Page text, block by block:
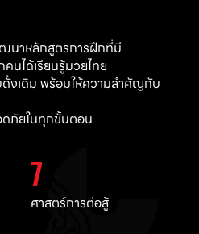
นาหลักสูตรการฝึกที่มี
นได้เรียนรู้มวยไทย
งเดิม พร้อมให้ความสำคัญกับ
ดภัยในทุกขั้นตอน
7
ศาสตร์การต่อสู้